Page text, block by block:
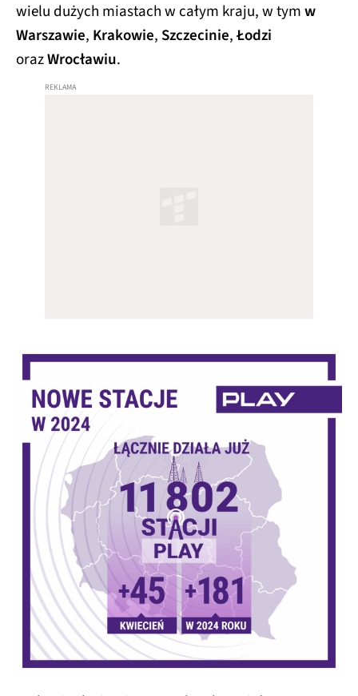
wielu dużych miastach w całym kraju, w tymw
Warszawie, Krakowie, Szczecinie,Łodzi
orazWrocławiu.